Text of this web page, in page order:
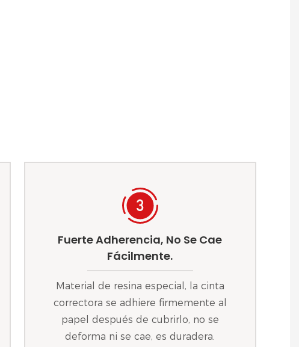
Fuerte Adherencia, No Se Cae
Fácilmente.
Material de resina especial, la cinta
correctora se adhiere firmemente al
papel después de cubrirlo, no se
deforma ni se cae, es duradera.